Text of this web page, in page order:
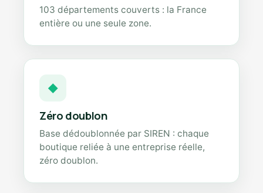
103 départements couverts : la France
entière ou une seule zone.
◆
Zéro doublon
Base dédoublonnée par SIREN : chaque
boutique reliée à une entreprise réelle,
zéro doublon.